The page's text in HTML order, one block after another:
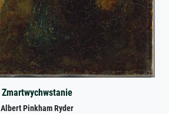
Zmartwychwstanie
Albert Pinkham Ryder